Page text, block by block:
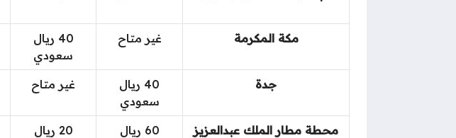
مكة المكرمة غير متاح
40 ريال
سعودي
جدة
40 ريال
سعودي
غير متاح
محطة مطار الملك عبدالعزيز
60 ريال
20 ريال